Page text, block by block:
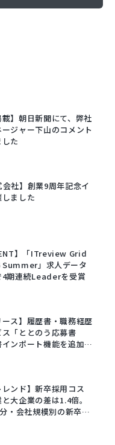
載】朝日新聞にて、弊社
ジャー下山のコメント
た
会社】創業9周年記念イ
ました
】「ITreview Grid
」求人データ
4期連続Leaderを受賞
ース】履歴書・職務経歴
「ととのう応募書
ンポート機能を追加。
レンド】新卒採用コス
大企業の差は1.4倍。
・会社規模別の新卒採